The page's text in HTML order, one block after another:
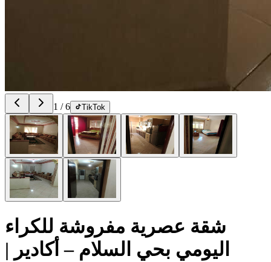
1 /6 TikTok
شقة عصرية مفروشة للكراء
اليومي بحي السلام – أكادير |